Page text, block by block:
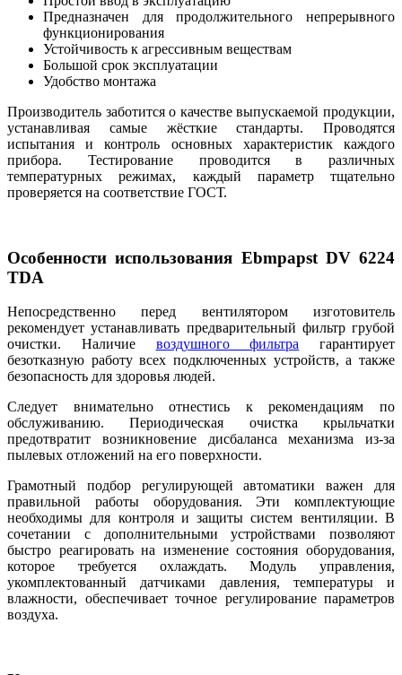
Предназначен для продолжительного непрерывного
функционирования
Устойчивость к агрессивным веществам
Большой срок эксплуатации
Удобство монтажа
Производитель заботится о качестве выпускаемой продукции,
устанавливая самые жёсткие стандарты. Проводятся
испытания и контроль основных характеристик каждого
прибора. Тестирование проводится в различных
температурных режимах, каждый параметр тщательно
проверяется на соответствие ГОСТ.
Особенности использования Ebmpapst DV 6224
TDA
Непосредственно перед вентилятором изготовитель
рекомендует устанавливать предварительный фильтр грубой
очистки. Наличие воздушного фильтра гарантирует
безотказную работу всех подключенных устройств, а также
безопасность для здоровья людей.
Следует внимательно отнестись к рекомендациям по
обслуживанию. Периодическая очистка крыльчатки
предотвратит возникновение дисбаланса механизма из-за
пылевых отложений на его поверхности.
Грамотный подбор регулирующей автоматики важен для
правильной работы оборудования. Эти комплектующие
необходимы для контроля и защиты систем вентиляции. В
сочетании с дополнительными устройствами позволяют
быстро реагировать на изменение состояния оборудования,
которое требуется охлаждать. Модуль управления,
укомплектованный датчиками давления, температуры и
влажности, обеспечивает точное регулирование параметров
воздуха.